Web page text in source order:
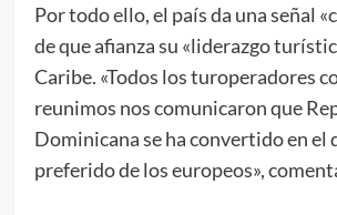
Por todo ello, el país da una señal
de que afianza su «liderazgo
Caribe. «Todos los turoperadores
reunimos nos comunicaron que
Dominicana se ha convertido en el
preferido de los europeos»,